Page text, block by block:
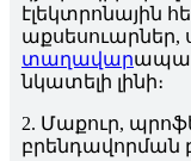
էլեկտրոնային
աքսեսուարներ,
տաղավար
նկատելի լինի։
2. Մաքուր,
բրենդավորման